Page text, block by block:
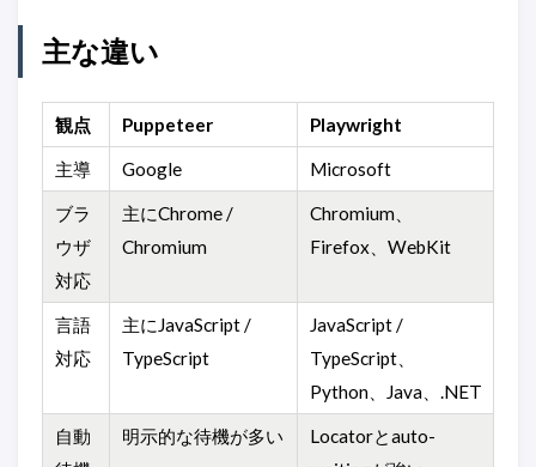
主な違い
観点 Puppeteer Playwright
主導 Google Microsoft
ブラ
ウザ
対応
主にChrome /
Chromium
Chromium、
Firefox、WebKit
言語
対応
主にJavaScript /
TypeScript
JavaScript /
TypeScript、
Python、Java、.NET
自動
明示的な待機が多い
Locatorとauto-